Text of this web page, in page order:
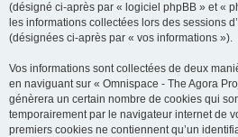
(désigné ci-après par « logiciel phpBB » et «
les informations collectées lors des sessions
(désignées ci-après par « vos informations »).
Vos informations sont collectées de deux
en naviguant sur « Omnispace - The Agora
génèrera un certain nombre de cookies qui
temporairement par le navigateur internet de
premiers cookies ne contiennent qu’un